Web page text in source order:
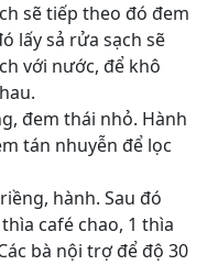
sẽ tiếp theo đó đem
lấy sả rửa sạch sẽ
với nước, để khô
đem thái nhỏ. Hành
tán nhuyễn để lọc
hành. Sau đó
café chao, 1 thìa
bà nội trợ để độ 30